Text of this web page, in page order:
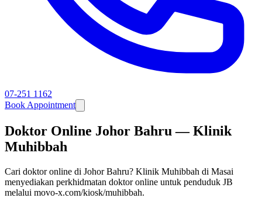
07-251 1162
Book Appointment
Doktor Online Johor Bahru — Klinik
Muhibbah
Cari doktor online di Johor Bahru? Klinik Muhibbah di Masai
menyediakan perkhidmatan doktor online untuk penduduk JB
melalui movo-x.com/kiosk/muhibbah.